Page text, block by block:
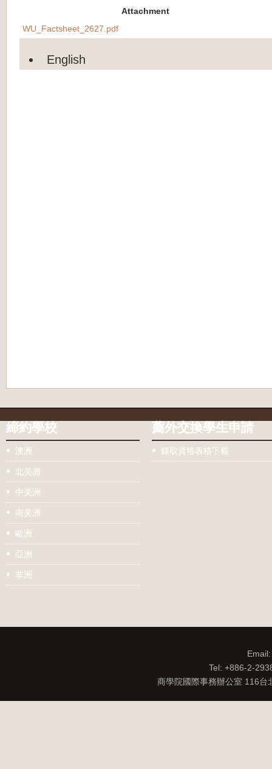
Attachment
WU_Factsheet_2627.pdf
English
締約學校
澳洲
北美洲
中美洲
南美洲
歐洲
亞洲
非洲
薦外交換學生申請
錄取資格表格下載
Tel: +886-2-
商學院國際事務辦公室 116台